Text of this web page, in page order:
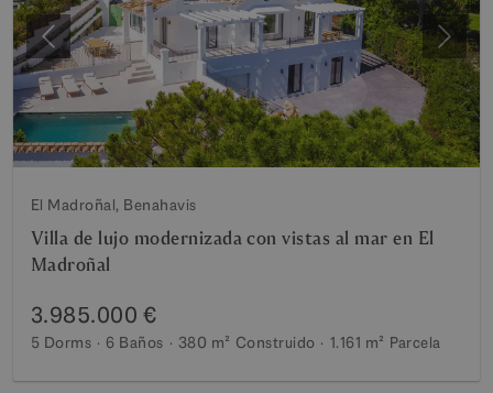
Anterior
El Madroñal, Benahavis
Villa de lujo modernizada con vistas al mar en El
Madroñal
3.985.000 €
5 Dorms 6 Baños 380 m² Construido 1.161 m² Parcela